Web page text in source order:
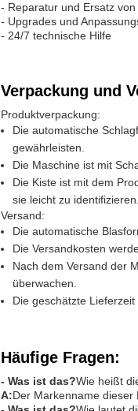
- Reparatur und Ersatz von
- Upgrades und
- 24/7 technische Hilfe
Verpackung und
Produktverpackung:
Die automatische
gewährleisten.
Die Maschine ist mit
Die Kiste ist mit dem
sie leicht zu identifizieren.
Versand:
Die automatische
Die Versandkosten
Nach dem Versand der
überwachen.
Die geschätzte
Häufige Fragen:
- Was ist das?Wie heißt
A:Der Markenname dieser